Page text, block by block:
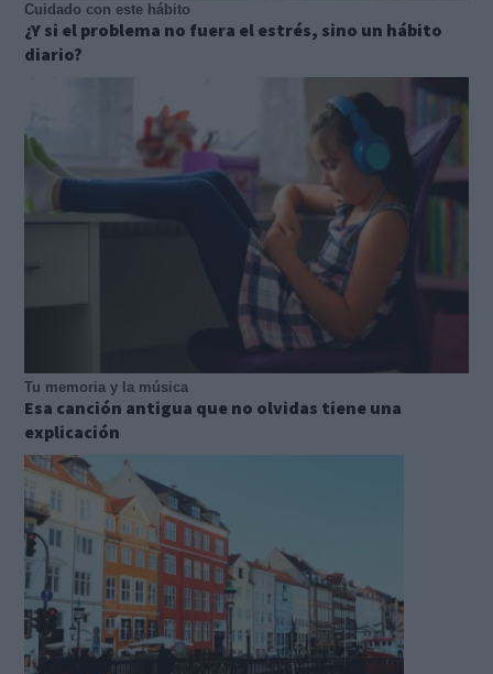
Cuidado con este hábito
¿Y si el problema no fuera el estrés, sino un hábito
diario?
Tu memoria y la música
Esa canción antigua que no olvidas tiene una
explicación